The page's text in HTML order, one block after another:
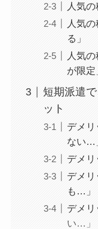
人気
人気
る」
人気
が限定
短期派遣
ット
デメ
ない…
デメリ
デメ
も…」
デメリ
い…」